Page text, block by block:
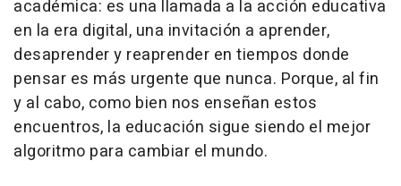
académica: es una llamada a la acción educativa
en la era digital, una invitación a aprender,
desaprender y reaprender en tiempos donde
pensar es más urgente que nunca. Porque, al fin
y al cabo, como bien nos enseñan estos
encuentros, la educación sigue siendo el mejor
algoritmo para cambiar el mundo.